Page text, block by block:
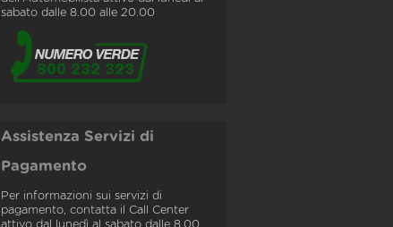
sabato dalle 8.00 alle 20.00
Assistenza Servizi di
Pagamento
Per informazioni sui servizi di
pagamento, contatta il Call Center